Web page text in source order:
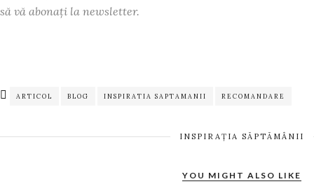
să vă abonați la newsletter.
ARTICOL BLOG INSPIRATIA SAPTAMANII RECOMANDARE
INSPIRAȚIA SĂPTĂMÂNII
YOU MIGHT ALSO LIKE